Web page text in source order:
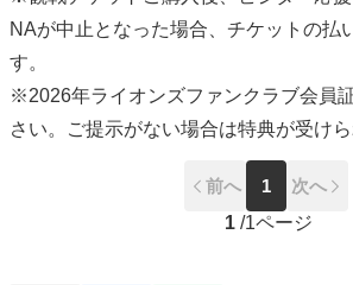
NAが中止となった場合、チケットの払
す。
※2026年ライオンズファンクラブ会員
さい。ご提示がない場合は特典が受けら
前へ 1
次へ
1 /1ページ